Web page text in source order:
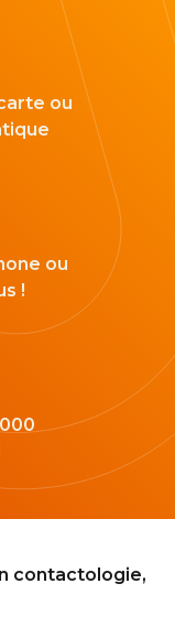
ou
ou
!
contactologie,